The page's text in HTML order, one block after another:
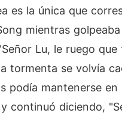
es la única que
mientras
Lu, le ruego que
tormenta se volvía
podía mantenerse en
continuó diciendo,